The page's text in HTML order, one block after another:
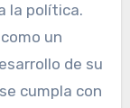
la política.
un
de su
cumpla con